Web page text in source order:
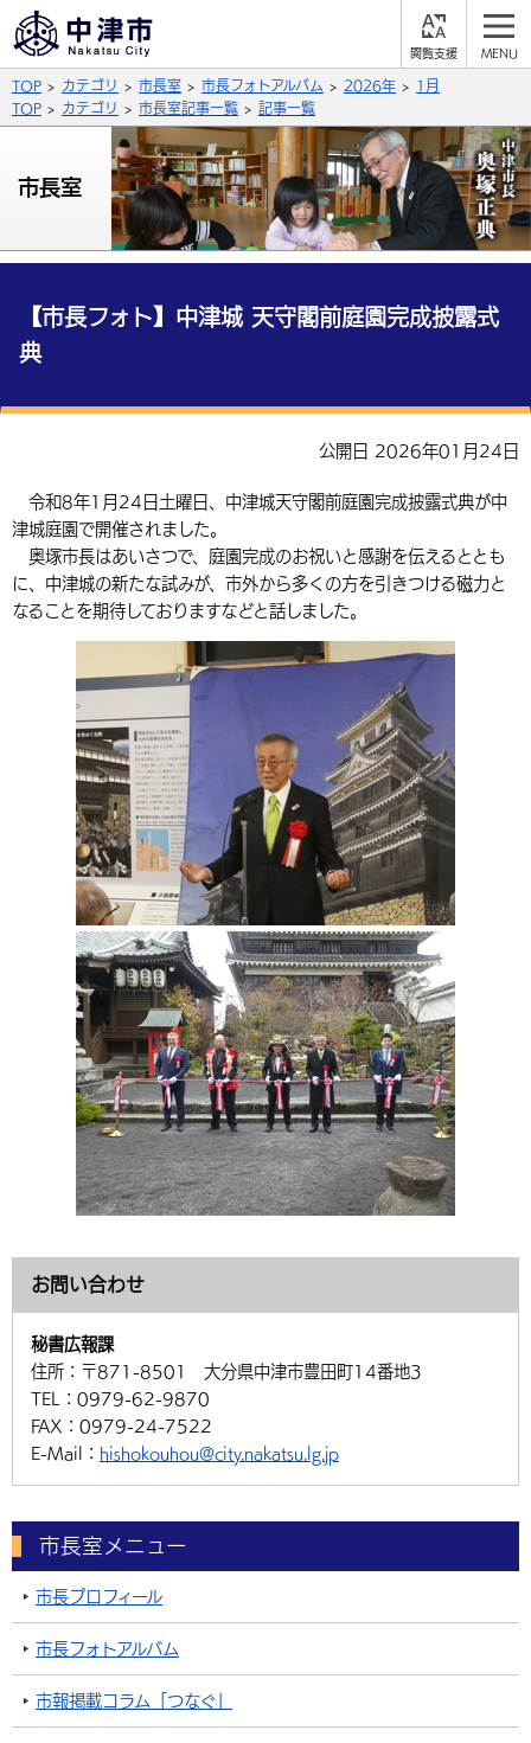
支
背景色
青 白
文字の大きさ
拡大 標準 縮小
英語（English）
中国語（繁体字） 韓国語（한국어）
組織案内
公式SNS
X (Twitter) YouTube
サイト内検索
総合メニュー
くらしの情報
届出・登録・証明 保険・年金
健康・予防
税金 住宅・インフラ
環境・衛生 生涯学習・スポーツ・人権
選挙 外国人の方向け情報
事業者の方へ
産業・雇用
農林水産業 税金
都市整備
施設情報 子どもを預ける
手当・助成 健康・医療
相談・支援・情報 計画・施策
観光・移住
観光なび スポットを探す
遊ぶ・体験する グルメ・食べる
四季のイベント・祭り
移住・定住
市政情報
中津市について 市役所の紹介
地方創生・地域活性化 広報・広聴
行政・計画
TOP カテゴリ 市長室 市長フォトアルバム 2026年
1月
TOP
カテゴリ 市長室記事一覧 記事一覧
市長室
【市長フォト】中津城 天守閣前庭園完成披露式
典
公開日 2026年01月24日
令和8年1月24日土曜日、中津城天守閣前庭園完成披露式典が中
津城庭園で開催されました。
奥塚市長はあいさつで、庭園完成のお祝いと感謝を伝えるととも
に、中津城の新たな試みが、市外から多くの方を引きつける磁力と
なることを期待しておりますなどと話しました。
お問い合わせ
秘書広報課
住所： 〒871-8501 大分県中津市豊田町14番地3
TEL： 0979-62-9870
FAX： 0979-24-7522
E-Mail： hishokouhou@city.nakatsu.lg.jp
市長室メニュー
市長プロフィール
市長フォトアルバム
市報掲載コラム「つなぐ」